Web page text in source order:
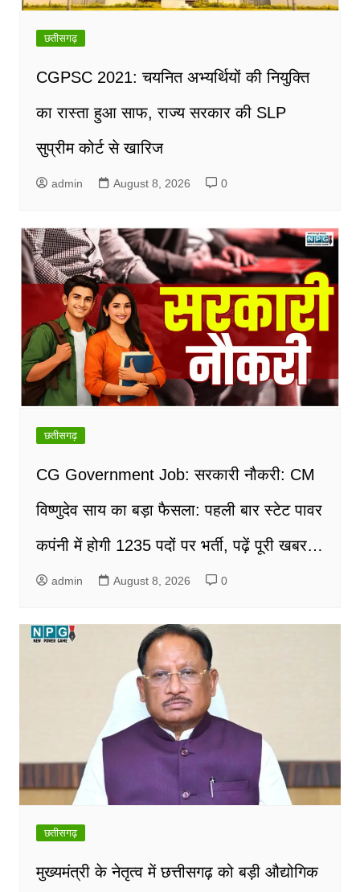
छतीसगढ़
CGPSC 2021: चयनित अभ्यर्थियों की नियुक्ति
का रास्ता हुआ साफ, राज्य सरकार की SLP
सुप्रीम कोर्ट से खारिज
admin August 8, 2026 0
छतीसगढ़
CG Government Job: सरकारी नौकरी: CM
विष्णुदेव साय का बड़ा फैसला: पहली बार स्टेट पावर
कपंनी में होगी 1235 पदों पर भर्ती, पढ़ें पूरी खबर…
admin August 8, 2026 0
छतीसगढ़
मुख्यमंत्री के नेतृत्व में छत्तीसगढ़ को बड़ी औद्योगिक